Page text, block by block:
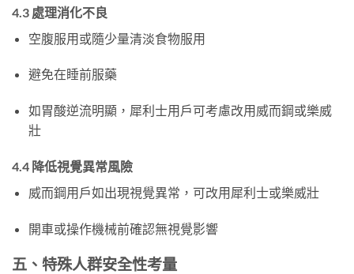
4.3 處理消化不良
空腹服用或隨少量清淡食物服用
避免在睡前服藥
如胃酸逆流明顯，犀利士用戶可考慮改用威而鋼或樂威
壯
4.4 降低視覺異常風險
威而鋼用戶如出現視覺異常，可改用犀利士或樂威壯
開車或操作機械前確認無視覺影響
五、特殊人群安全性考量